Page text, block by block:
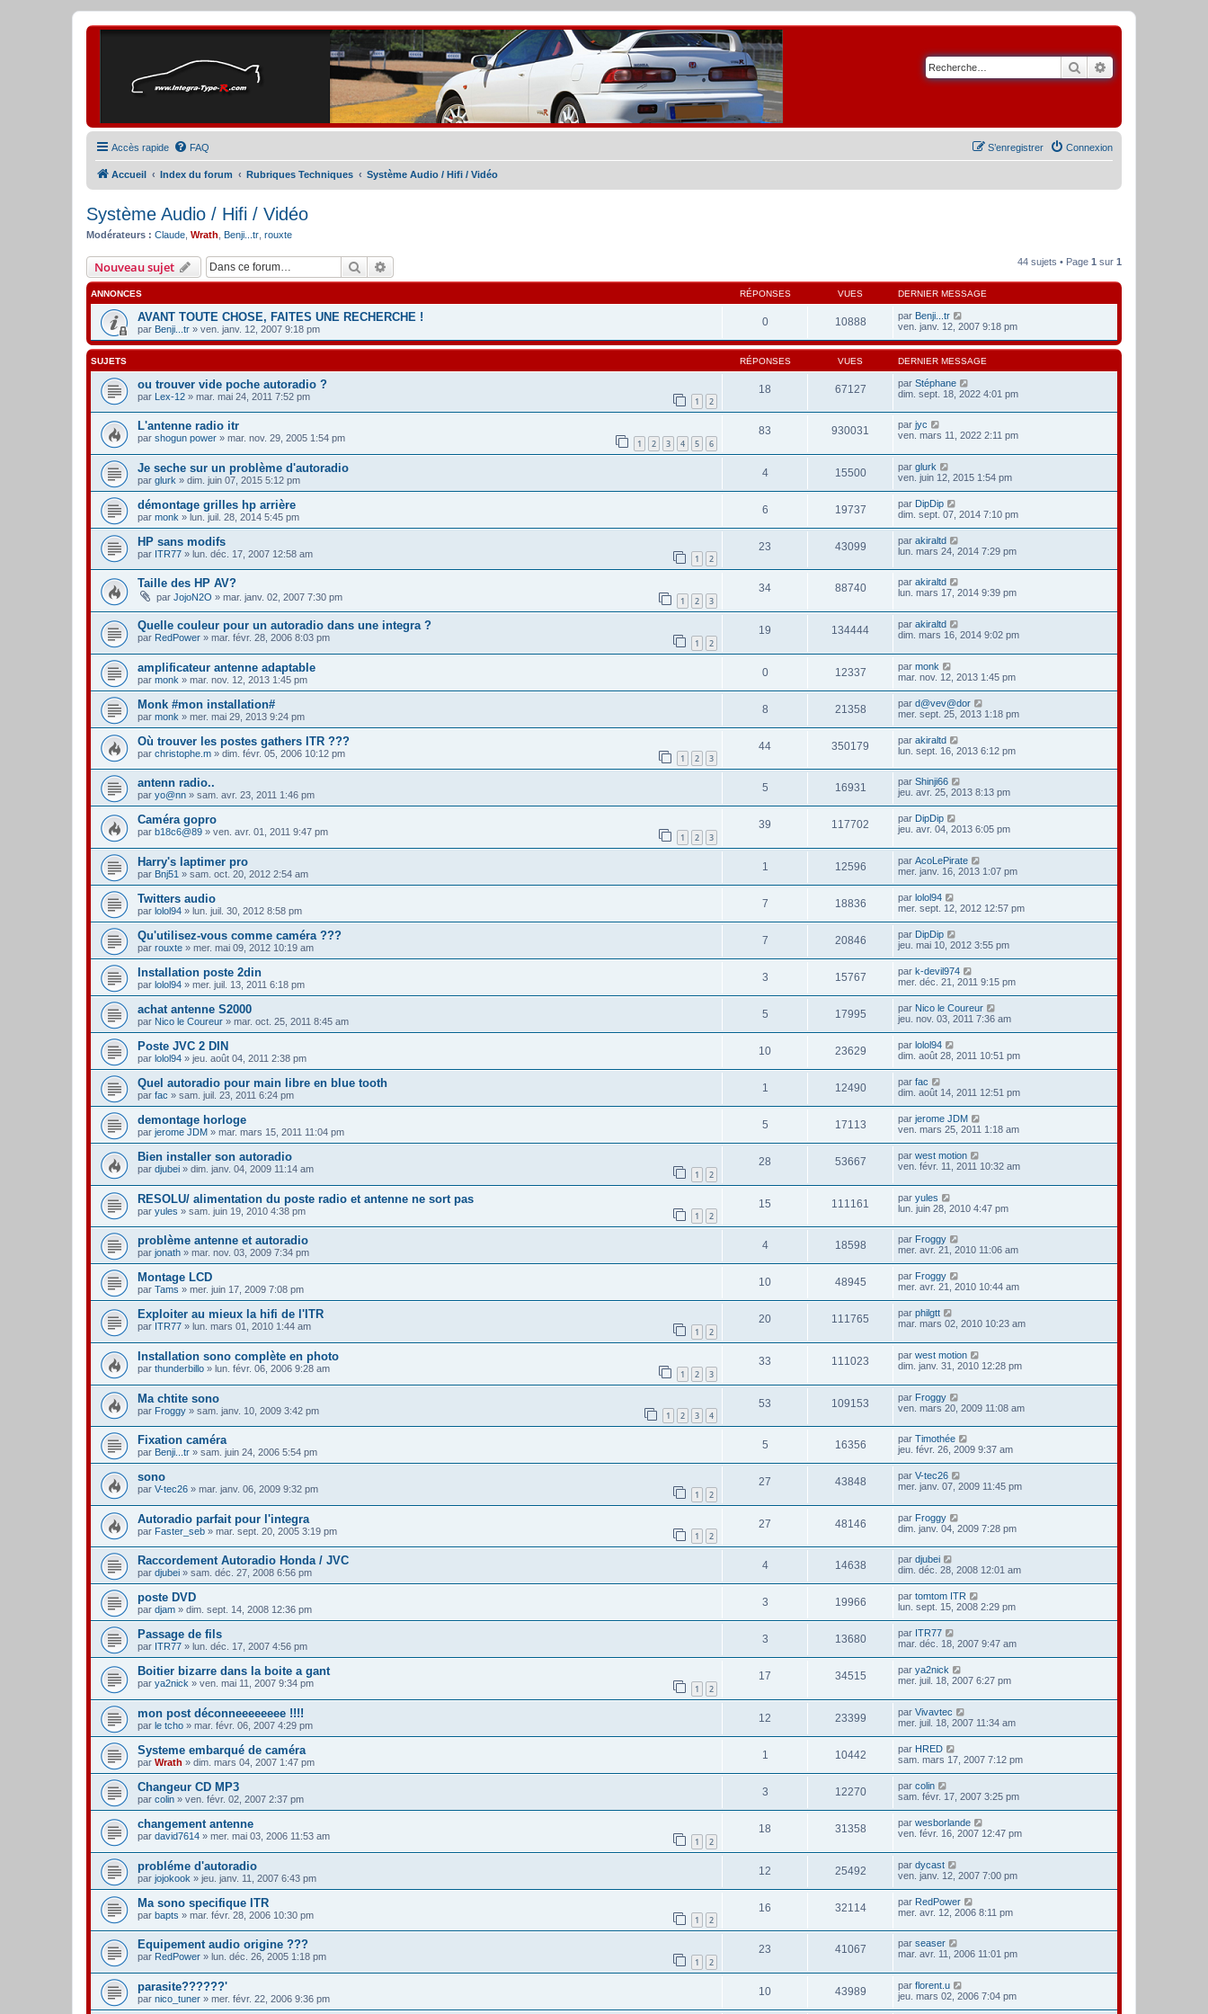
Rechercher
Accès rapide FAQ Connexion
S’enregistrer
Accueil Index du forum Rubriques Techniques Système Audio / Hifi / Vidéo
Système Audio / Hifi / Vidéo
Modérateurs : Claude Wrath Benji...tr rouxte
Nouveau sujet Rechercher 44 sujets • Page 1 sur 1
ANNONCES RÉPONSES VUES DERNIER MESSAGE
AVANT TOUTE CHOSE, FAITES UNE RECHERCHE !
par Benji...tr » ven. janv. 12, 2007 9:18 pm
0 10888 par Benji...tr
ven. janv. 12, 2007 9:18 pm
SUJETS RÉPONSES VUES DERNIER MESSAGE
ou trouver vide poche autoradio ?
par Lex-12 » mar. mai 24, 2011 7:52 pm 1 2
18 67127 par Stéphane
dim. sept. 18, 2022 4:01 pm
L'antenne radio itr
par shogun power » mar. nov. 29, 2005 1:54 pm 1 2 3 4 5 6
83 930031 par jyc
ven. mars 11, 2022 2:11 pm
Je seche sur un problème d'autoradio
par glurk » dim. juin 07, 2015 5:12 pm
4 15500 par glurk
ven. juin 12, 2015 1:54 pm
démontage grilles hp arrière
par monk » lun. juil. 28, 2014 5:45 pm
6 19737 par DipDip
dim. sept. 07, 2014 7:10 pm
HP sans modifs
par ITR77 » lun. déc. 17, 2007 12:58 am 1 2
23 43099 par akiraltd
lun. mars 24, 2014 7:29 pm
Taille des HP AV?
par JojoN2O » mar. janv. 02, 2007 7:30 pm 1 2 3
34 88740 par akiraltd
lun. mars 17, 2014 9:39 pm
Quelle couleur pour un autoradio dans une integra ?
par RedPower » mar. févr. 28, 2006 8:03 pm 1 2
19 134444 par akiraltd
dim. mars 16, 2014 9:02 pm
amplificateur antenne adaptable
par monk » mar. nov. 12, 2013 1:45 pm
0 12337 par monk
mar. nov. 12, 2013 1:45 pm
Monk #mon installation#
par monk » mer. mai 29, 2013 9:24 pm
8 21358 par d@vev@dor
mer. sept. 25, 2013 1:18 pm
Où trouver les postes gathers ITR ???
par christophe.m » dim. févr. 05, 2006 10:12 pm 1 2 3
44 350179 par akiraltd
lun. sept. 16, 2013 6:12 pm
antenn radio..
par yo@nn » sam. avr. 23, 2011 1:46 pm
5 16931 par Shinji66
jeu. avr. 25, 2013 8:13 pm
Caméra gopro
par b18c6@89 » ven. avr. 01, 2011 9:47 pm 1 2 3
39 117702 par DipDip
jeu. avr. 04, 2013 6:05 pm
Harry's laptimer pro
par Bnj51 » sam. oct. 20, 2012 2:54 am
1 12596 par AcoLePirate
mer. janv. 16, 2013 1:07 pm
Twitters audio
par lolol94 » lun. juil. 30, 2012 8:58 pm
7 18836 par lolol94
mer. sept. 12, 2012 12:57 pm
Qu'utilisez-vous comme caméra ???
par rouxte » mer. mai 09, 2012 10:19 am
7 20846 par DipDip
jeu. mai 10, 2012 3:55 pm
Installation poste 2din
par lolol94 » mer. juil. 13, 2011 6:18 pm
3 15767 par k-devil974
mer. déc. 21, 2011 9:15 pm
achat antenne S2000
par Nico le Coureur » mar. oct. 25, 2011 8:45 am
5 17995 par Nico le Coureur
jeu. nov. 03, 2011 7:36 am
Poste JVC 2 DIN
par lolol94 » jeu. août 04, 2011 2:38 pm
10 23629 par lolol94
dim. août 28, 2011 10:51 pm
Quel autoradio pour main libre en blue tooth
par fac » sam. juil. 23, 2011 6:24 pm
1 12490 par fac
dim. août 14, 2011 12:51 pm
demontage horloge
par jerome JDM » mar. mars 15, 2011 11:04 pm
5 17113 par jerome JDM
ven. mars 25, 2011 1:18 am
Bien installer son autoradio
par djubei » dim. janv. 04, 2009 11:14 am 1 2
28 53667 par west motion
ven. févr. 11, 2011 10:32 am
RESOLU/ alimentation du poste radio et antenne ne sort pas
par yules » sam. juin 19, 2010 4:38 pm 1 2
15 111161 par yules
lun. juin 28, 2010 4:47 pm
problème antenne et autoradio
par jonath » mar. nov. 03, 2009 7:34 pm
4 18598 par Froggy
mer. avr. 21, 2010 11:06 am
Montage LCD
par Tams » mer. juin 17, 2009 7:08 pm
10 48945 par Froggy
mer. avr. 21, 2010 10:44 am
Exploiter au mieux la hifi de l'ITR
par ITR77 » lun. mars 01, 2010 1:44 am 1 2
20 111765 par philgtt
mar. mars 02, 2010 10:23 am
Installation sono complète en photo
par thunderbillo » lun. févr. 06, 2006 9:28 am 1 2 3
33 111023 par west motion
dim. janv. 31, 2010 12:28 pm
Ma chtite sono
par Froggy » sam. janv. 10, 2009 3:42 pm 1 2 3 4
53 109153 par Froggy
ven. mars 20, 2009 11:08 am
Fixation caméra
par Benji...tr » sam. juin 24, 2006 5:54 pm
5 16356 par Timothée
jeu. févr. 26, 2009 9:37 am
sono
par V-tec26 » mar. janv. 06, 2009 9:32 pm 1 2
27 43848 par V-tec26
mer. janv. 07, 2009 11:45 pm
Autoradio parfait pour l'integra
par Faster_seb » mar. sept. 20, 2005 3:19 pm 1 2
27 48146 par Froggy
dim. janv. 04, 2009 7:28 pm
Raccordement Autoradio Honda / JVC
par djubei » sam. déc. 27, 2008 6:56 pm
4 14638 par djubei
dim. déc. 28, 2008 12:01 am
poste DVD
par djam » dim. sept. 14, 2008 12:36 pm
3 19966 par tomtom ITR
lun. sept. 15, 2008 2:29 pm
Passage de fils
par ITR77 » lun. déc. 17, 2007 4:56 pm
3 13680 par ITR77
mar. déc. 18, 2007 9:47 am
Boitier bizarre dans la boite a gant
par ya2nick » ven. mai 11, 2007 9:34 pm 1 2
17 34515 par ya2nick
mer. juil. 18, 2007 6:27 pm
mon post déconneeeeeeee !!!!
par le tcho » mar. févr. 06, 2007 4:29 pm
12 23399 par Vivavtec
mer. juil. 18, 2007 11:34 am
Systeme embarqué de caméra
par Wrath » dim. mars 04, 2007 1:47 pm
1 10442 par HRED
sam. mars 17, 2007 7:12 pm
Changeur CD MP3
par colin » ven. févr. 02, 2007 2:37 pm
3 12270 par colin
sam. févr. 17, 2007 3:25 pm
changement antenne
par david7614 » mer. mai 03, 2006 11:53 am 1 2
18 31358 par wesborlande
ven. févr. 16, 2007 12:47 pm
probléme d'autoradio
par jojokook » jeu. janv. 11, 2007 6:43 pm
12 25492 par dycast
ven. janv. 12, 2007 7:00 pm
Ma sono specifique ITR
par bapts » mar. févr. 28, 2006 10:30 pm 1 2
16 32114 par RedPower
mer. avr. 12, 2006 8:11 pm
Equipement audio origine ???
par RedPower » lun. déc. 26, 2005 1:18 pm 1 2
23 41067 par seaser
mar. avr. 11, 2006 11:01 pm
parasite??????'
par nico_tuner » mer. févr. 22, 2006 9:36 pm
10 43989 par florent.u
jeu. mars 02, 2006 7:04 pm